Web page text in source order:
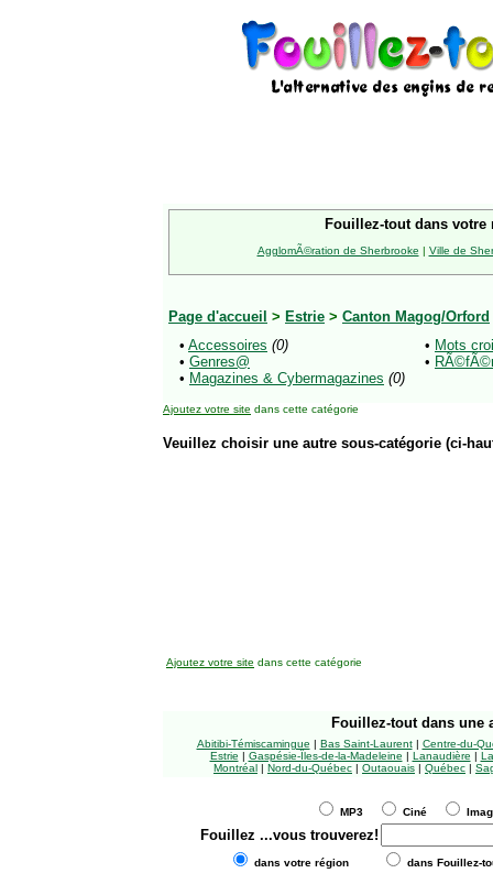
Fouillez-tout dans votre
AgglomÃ©ration de Sherbrooke | Ville de
Page d'accueil > Estrie > Canton Magog/Orford
• Accessoires (0)
• Genres@
• Magazines & Cybermagazines (0)
• Mots
•
Ajoutez votre site dans cette catégorie
Veuillez choisir une autre sous-catégorie (ci-
Ajoutez votre site dans cette catégorie
Fouillez-tout dans une
Abitibi-Témiscamingue | Bas Saint-Laurent| Centre-du-
Estrie | Gaspésie-Îles-de-la-Madeleine | Lanaudière |
Montréal | Nord-du-Québec | Outaouais | Québec |
MP3 Ciné
Fouillez ...vous trouverez!
dans votre région dans Fouillez-